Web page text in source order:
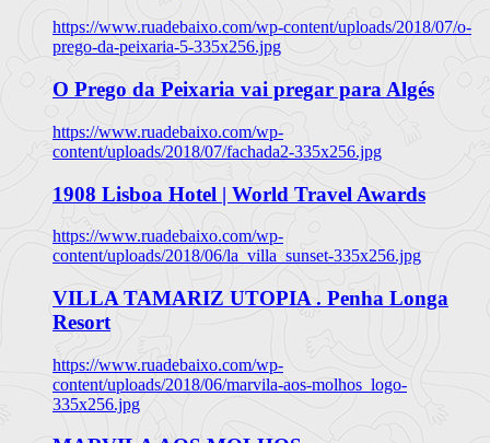
https://www.ruadebaixo.com/wp-content/uploads/2018/07/o-
prego-da-peixaria-5-335x256.jpg
O Prego da Peixaria vai pregar para Algés
https://www.ruadebaixo.com/wp-
content/uploads/2018/07/fachada2-335x256.jpg
1908 Lisboa Hotel | World Travel Awards
https://www.ruadebaixo.com/wp-
content/uploads/2018/06/la_villa_sunset-335x256.jpg
VILLA TAMARIZ UTOPIA . Penha Longa
Resort
https://www.ruadebaixo.com/wp-
content/uploads/2018/06/marvila-aos-molhos_logo-
335x256.jpg